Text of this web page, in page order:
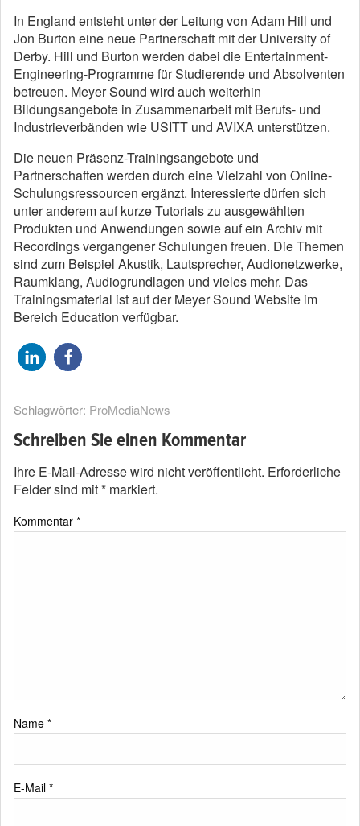
In England entsteht unter der Leitung von Adam Hill und
Jon Burton eine neue Partnerschaft mit der University of
Derby. Hill und Burton werden dabei die Entertainment-
Engineering-Programme für Studierende und Absolventen
betreuen. Meyer Sound wird auch weiterhin
Bildungsangebote in Zusammenarbeit mit Berufs- und
Industrieverbänden wie USITT und AVIXA unterstützen.
Die neuen Präsenz-Trainingsangebote und
Partnerschaften werden durch eine Vielzahl von Online-
Schulungsressourcen ergänzt. Interessierte dürfen sich
unter anderem auf kurze Tutorials zu ausgewählten
Produkten und Anwendungen sowie auf ein Archiv mit
Recordings vergangener Schulungen freuen. Die Themen
sind zum Beispiel Akustik, Lautsprecher, Audionetzwerke,
Raumklang, Audiogrundlagen und vieles mehr. Das
Trainingsmaterial ist auf der Meyer Sound Website im
Bereich Education verfügbar.
Schlagwörter: ProMediaNews
Schreiben Sie einen Kommentar
Ihre E-Mail-Adresse wird nicht veröffentlicht. Erforderliche
Felder sind mit* markiert.
Kommentar *
Name *
E-Mail *